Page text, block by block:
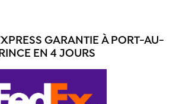
GARANTIE À PORT-AU-
EN 4 JOURS